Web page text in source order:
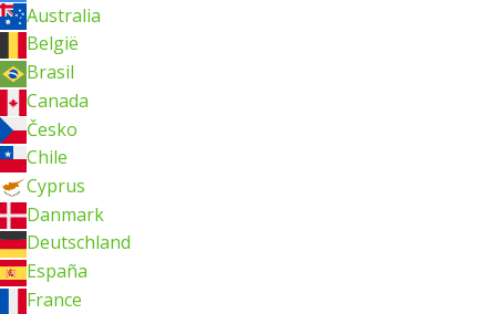
Australia
België
Brasil
Canada
Česko
Chile
Cyprus
Danmark
Deutschland
España
France